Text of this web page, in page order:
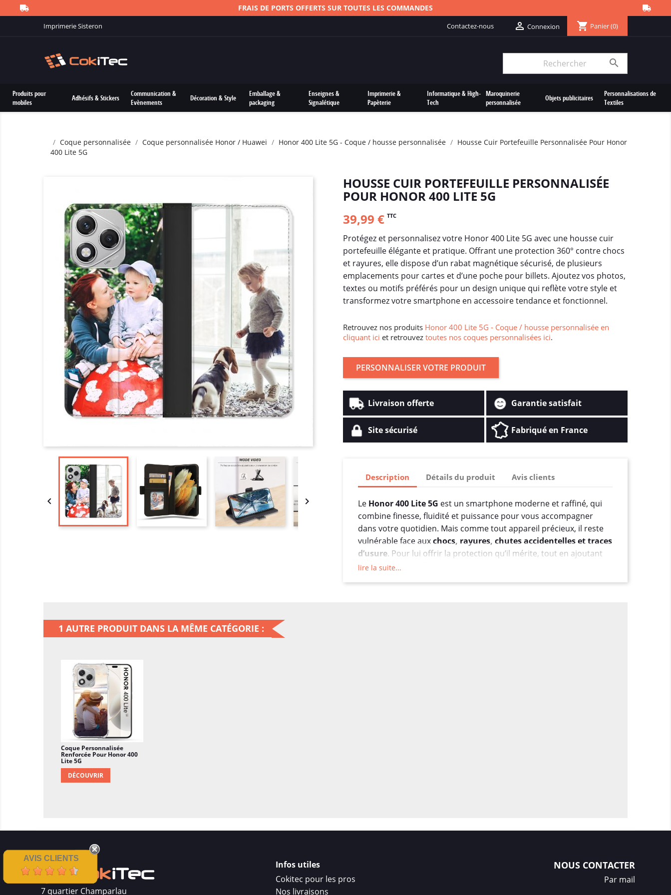
FRAIS DE PORTS OFFERTS SUR TOUTES LES COMMANDES
Imprimerie Sisteron Contactez-nous  Connexion shopping_cart Panier(0)

Produits pour
mobiles
Adhésifs & Stickers
Communication &
Evènements
Décoration & Style
Emballage &
packaging
Enseignes &
Signalétique
Imprimerie &
Papèterie
Informatique & High-
Tech
Maroquinerie
personnalisée
Objets publicitaires
Personnalisations de
Textiles
Coque personnalisée Coque personnalisée Honor / Huawei Honor 400 Lite 5G - Coque / housse personnalisée
Housse Cuir Portefeuille Personnalisée Pour Honor
400 Lite 5G
 
HOUSSE CUIR PORTEFEUILLE PERSONNALISÉE
POUR HONOR 400 LITE 5G
39,99 € TTC
Protégez et personnalisez votre Honor 400 Lite 5G avec une housse cuir
portefeuille élégante et pratique. Offrant une protection 360° contre chocs
et rayures, elle dispose d’un rabat magnétique sécurisé, de plusieurs
emplacements pour cartes et d’une poche pour billets. Ajoutez vos photos,
textes ou motifs préférés pour un design unique qui reflète votre style et
transformez votre smartphone en accessoire tendance et fonctionnel.
Retrouvez nos produits Honor 400 Lite 5G - Coque / housse personnalisée en
cliquant ici et retrouvez toutes nos coques personnalisées ici.
PERSONNALISER VOTRE PRODUIT
Livraison offerte Garantie satisfait
Site sécurisé Fabriqué en France
Description Détails du produit Avis clients
Le Honor 400 Lite 5G est un smartphone moderne et raffiné, qui
combine finesse, fluidité et puissance pour vous accompagner
dans votre quotidien. Mais comme tout appareil précieux, il reste
vulnérable face auxchocs, rayures, chutes accidentelles et traces
d’usure. Pour lui offrir la protection qu’il mérite, tout en ajoutant
une touche de raffinement et de praticité, la
lire la suite...
1 AUTRE PRODUIT DANS LA MÊME CATÉGORIE :
Coque Personnalisée
Renforcée Pour Honor 400
Lite 5G
DÉCOUVRIR
7 quartier Champarlau
Infos utiles
Cokitec pour les pros
Nos livraisons
NOUS CONTACTER
Par mail
AVIS CLIENTS